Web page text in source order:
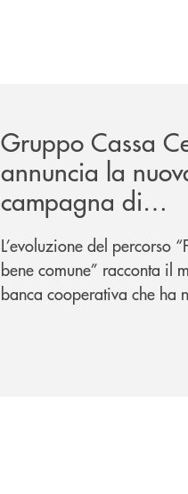
Gruppo Cassa
annuncia la
campagna di
comunicazione
nazionale: “
ESG. Per noi è
L’evoluzione del percorso
bene comune” racconta il
banca cooperativa che ha